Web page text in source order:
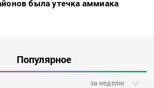
была утечка аммиака
Популярное
за неделю